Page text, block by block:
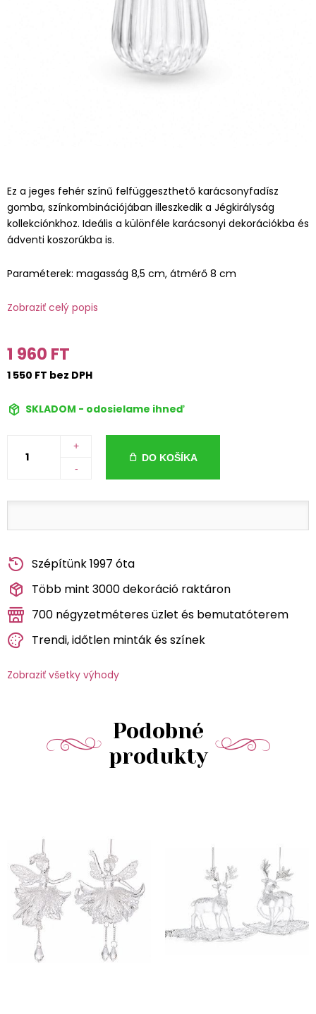
Ez a jeges fehér színű felfüggeszthető karácsonyfadísz
gomba, színkombinációjában illeszkedik a Jégkirályság
kollekciónkhoz. Ideális a különféle karácsonyi dekorációkba és
ádventi koszorúkba is.
Paraméterek: magasság 8,5 cm, átmérő 8 cm
Zobraziť celý popis
1 960 FT
1 550 FT bez DPH
SKLADOM - odosielame ihneď
+
-
DO KOŠÍKA
Szépítünk 1997 óta
Több mint 3000 dekoráció raktáron
700 négyzetméteres üzlet és bemutatóterem
Trendi, időtlen minták és színek
Zobraziť všetky výhody
Podobné
produkty